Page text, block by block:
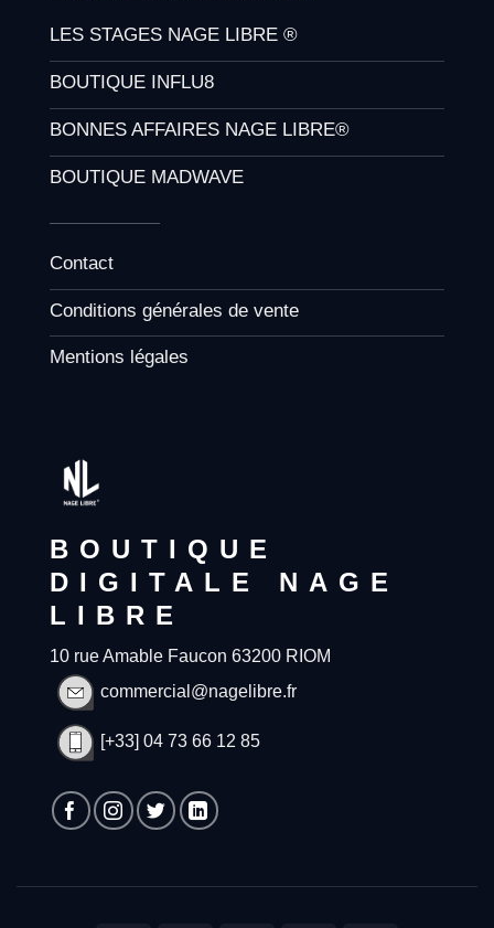
BOUTIQUE
DIGITALE NAGE
LIBRE
10 rue Amable Faucon 63200 RIOM
commercial@nagelibre.fr
[+33] 04 73 66 12 85
LES STAGES NAGE LIBRE ®
BOUTIQUE INFLU8
BONNES AFFAIRES NAGE LIBRE®
BOUTIQUE MADWAVE
Contact
Conditions générales de vente
Mentions légales